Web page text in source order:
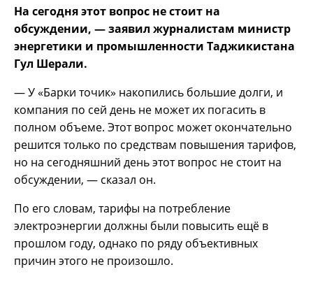
На сегодня этот вопрос не стоит на
обсуждении, — заявил журналистам министр
энергетики и промышленности Таджикистана
Гул Шерали.
— У «Барки точик» накопились большие долги, и
компания по сей день не может их погасить в
полном объеме. Этот вопрос может окончательно
решится только по средствам повышения тарифов,
но на сегодняшний день этот вопрос не стоит на
обсуждении, — сказал он.
По его словам, тарифы на потребление
электроэнергии должны были повысить ещё в
прошлом году, однако по ряду объективных
причин этого не произошло.